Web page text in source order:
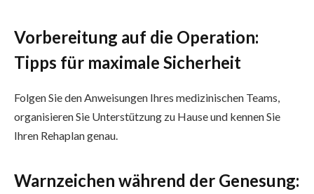
Vorbereitung auf die Operation:
Tipps für maximale Sicherheit
Folgen Sie den Anweisungen Ihres medizinischen Teams,
organisieren Sie Unterstützung zu Hause und kennen Sie
Ihren Rehaplan genau.
Warnzeichen während der Genesung: